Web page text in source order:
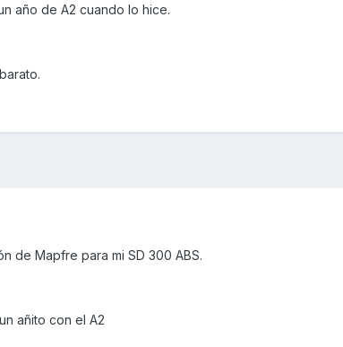
año de A2 cuando lo hice.
de Mapfre para mi SD 300 ABS.
añito con el A2